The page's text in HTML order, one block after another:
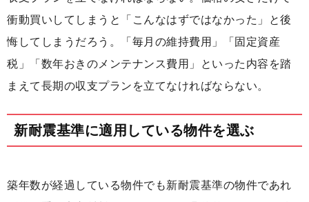
衝動買いしてしまうと「こんなはずではなかった」と後
悔してしまうだろう。「毎月の維持費用」「固定資産
税」「数年おきのメンテナンス費用」といった内容を踏
まえて長期の収支プランを立てなければならない。
新耐震基準に適用している物件を選ぶ
築年数が経過している物件でも新耐震基準の物件であれ